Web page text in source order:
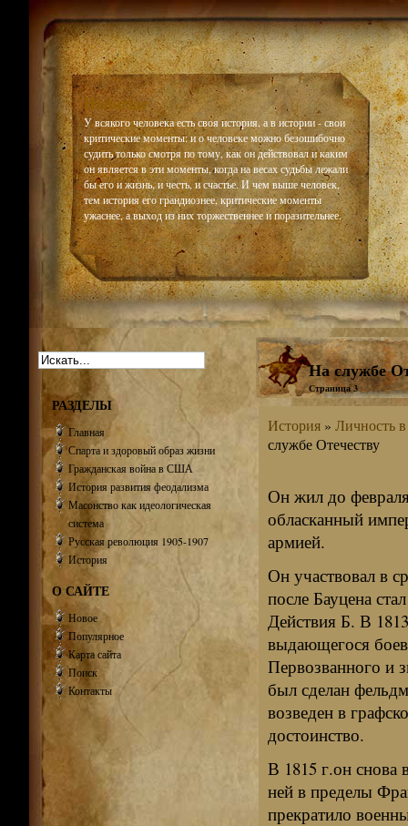
Historiar
У всякого человека есть своя история, а в истории - свои
критические моменты: и о человеке можно безошибочно
судить только смотря по тому, как он действовал и каким
он является в эти моменты, когда на весах судьбы лежали
бы его и жизнь, и честь, и счастье. И чем выше человек,
тем история его грандиознее, критические моменты
ужаснее, а выход из них торжественнее и поразительнее.
На службе
Страница 3
История» Личность
службе Отечеству
Он жил до
обласканный
армией.
Он участвовал в
после Бауцена
Действия Б. В
выдающегося
Первозванного и
был сделан
возведен в
достоинство.
В 1815 г.он снова
ней в пределы
прекратило
РАЗДЕЛЫ
Главная
Спарта и здоровый образ жизни
Гражданская война в США
История развития феодализма
Масонство как идеологическая
система
Русская революция 1905-1907
История
О САЙТЕ
Новое
Популярное
Карта сайта
Поиск
Контакты